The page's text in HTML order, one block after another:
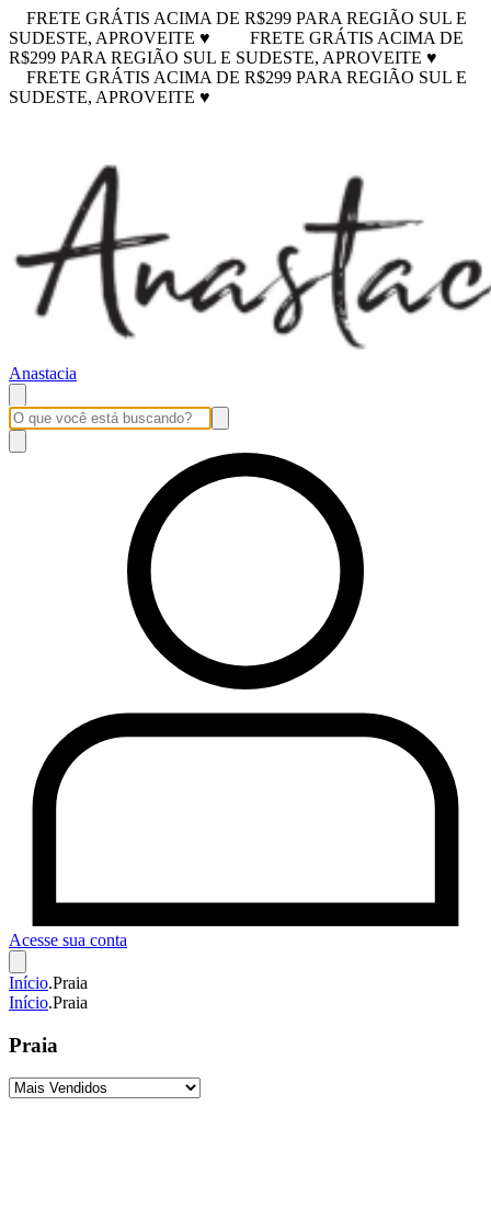
FRETE GRÁTIS ACIMA DE R$299 PARA REGIÃO SUL E
SUDESTE, APROVEITE ♥
FRETE GRÁTIS ACIMA DE
R$299 PARA REGIÃO SUL E SUDESTE, APROVEITE ♥
FRETE GRÁTIS ACIMA DE R$299 PARA REGIÃO SUL E
SUDESTE, APROVEITE ♥
Anastacia
Acesse sua conta
Início.Praia
Início.Praia
Praia